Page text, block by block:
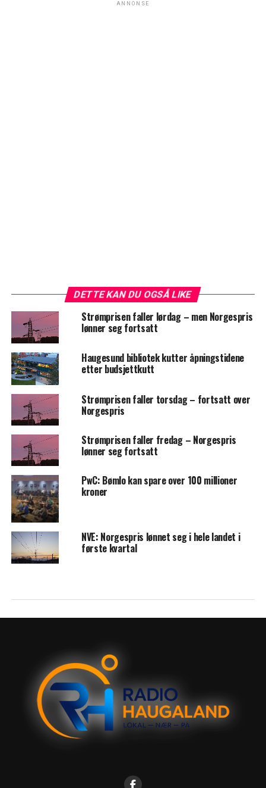
ANNONSE
DETTE KAN DU OGSÅ LIKE
Strømprisen faller lørdag – men Norgespris
lønner seg fortsatt
Haugesund bibliotek kutter åpningstidene
etter budsjettkutt
Strømprisen faller torsdag – fortsatt over
Norgespris
Strømprisen faller fredag – Norgespris
lønner seg fortsatt
PwC: Bømlo kan spare over 100 millioner
kroner
NVE: Norgespris lønnet seg i hele landet i
første kvartal